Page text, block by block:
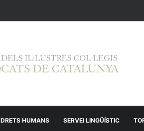
DRETS HUMANS SERVEI LINGÜÍSTIC